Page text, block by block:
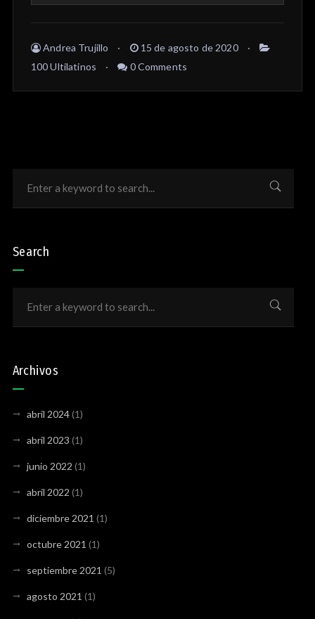
Andrea Trujillo
15 de agosto de 2020
100 Ultilatinos
0 Comments
Search
Archivos
abril 2024(1)
abril 2023 (1)
junio 2022 (1)
abril 2022 (1)
diciembre 2021 (1)
octubre 2021 (1)
septiembre 2021 (5)
agosto 2021 (1)